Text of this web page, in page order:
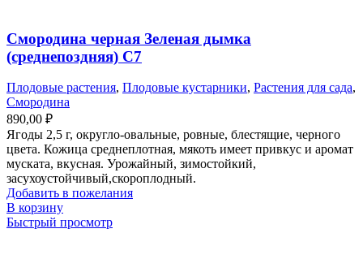
Смородина черная Зеленая дымка
(среднепоздняя) С7
Плодовые растения, Плодовые кустарники, Растения для сада,
Смородина
890,00 ₽
Ягоды 2,5 г, округло-овальные, ровные, блестящие, черного
цвета. Кожица среднеплотная, мякоть имеет привкус и аромат
муската, вкусная. Урожайный, зимостойкий,
засухоустойчивый,скороплодный.
Добавить в пожелания
В корзину
Быстрый просмотр